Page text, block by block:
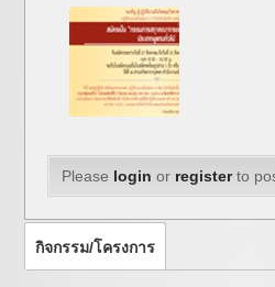
Please login or registerto
กิจกรรม/โครงการ